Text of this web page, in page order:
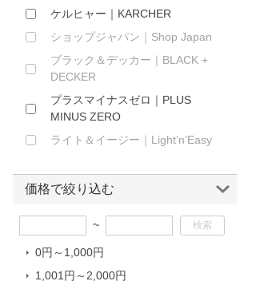
ケルヒャー｜KARCHER
ショップジャパン｜Shop Japan
ブラック＆デッカー｜BLACK +
DECKER
プラスマイナスゼロ｜PLUS
MINUS ZERO
ライト＆イージー｜Light’n’Easy
価格で絞り込む
~
0円～1,000円
1,001円～2,000円